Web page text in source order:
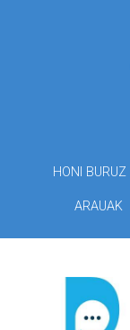
HONI BURUZ
ARAUAK